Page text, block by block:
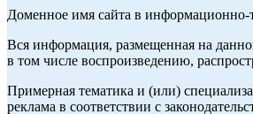
Доменное имя сайта в информационно-
Вся информация, размещенная на
в том числе воспроизведению,
Примерная тематика и (или)
реклама в соответствии с